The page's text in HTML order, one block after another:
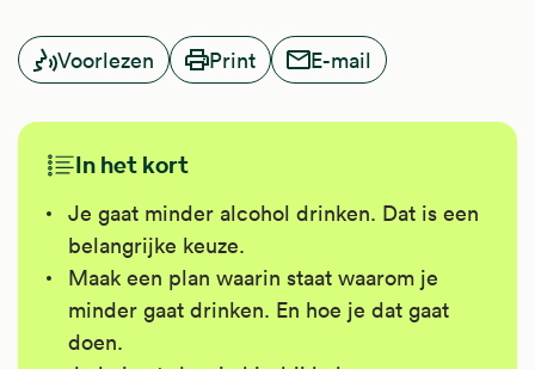
Voorlezen Print E-mail
In het kort
Je gaat minder alcohol drinken. Dat is een
belangrijke keuze.
Maak een plan waarin staat waarom je
minder gaat drinken. En hoe je dat gaat
doen.